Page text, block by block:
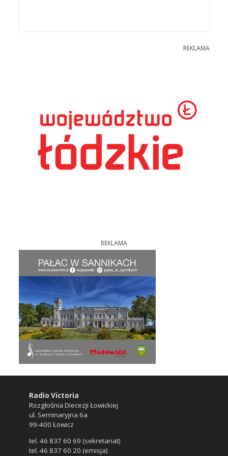
REKLAMA
REKLAMA
Radio Victoria
Rozgłośnia Diecezji Łowickiej
ul. Seminaryjna 6a
99-400 Łowicz
tel. 46 837 60 69 (sekretariat)
tel. 46 837 60 20 (emisja)